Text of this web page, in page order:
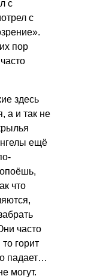
с
с
пор
здесь
а и так не
ещё
что
часто
горит
падает…
могут.